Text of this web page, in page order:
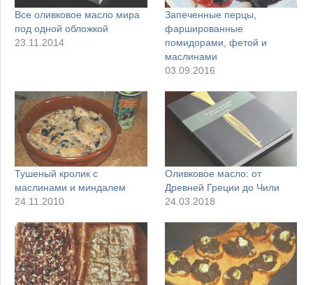
Все оливковое масло мира
под одной обложкой
23.11.2014
Запеченные перцы,
фаршированные
помидорами, фетой и
маслинами
03.09.2016
Тушеный кролик с
маслинами и миндалем
24.11.2010
Оливковое масло: от
Древней Греции до Чили
24.03.2018